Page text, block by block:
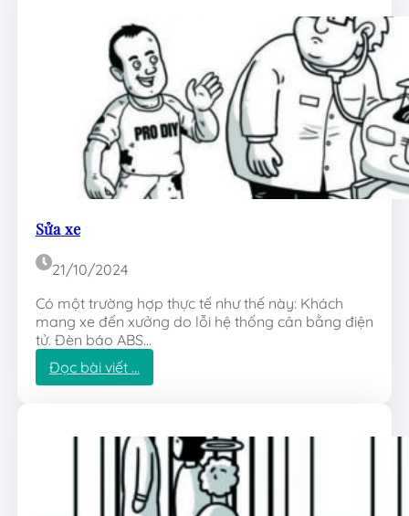
Sửa xe
21/10/2024
Có một trường hợp thực tế như thế này: Khách
mang xe đến xưởng do lỗi hệ thống cân bằng điện
tử. Đèn báo ABS…
Đọc bài viết …:
S
x